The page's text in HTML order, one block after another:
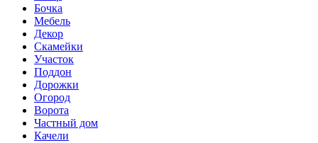
Бочка
Мебель
Декор
Скамейки
Участок
Поддон
Дорожки
Огород
Ворота
Частный дом
Качели